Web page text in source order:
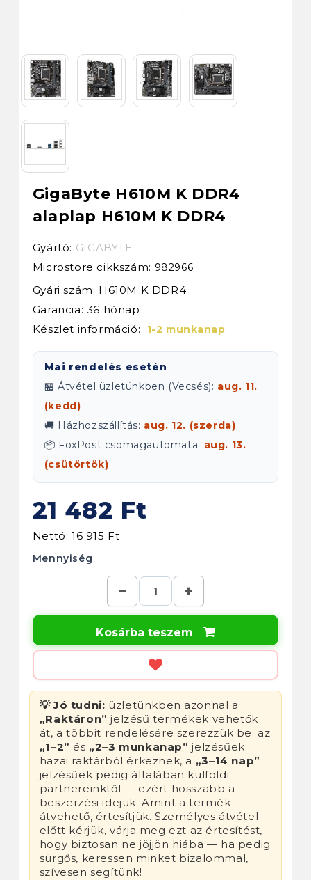
GigaByte H610M K DDR4
alaplap H610M K DDR4
Gyártó: GIGABYTE
Microstore cikkszám: 982966
Gyári szám: H610M K DDR4
Garancia: 36 hónap
Készlet információ:
1-2 munkanap
Mai rendelés esetén
🏪 Átvétel üzletünkben (Vecsés): aug. 11.
(kedd)
🚚 Házhozszállítás: aug. 12. (szerda)
📦 FoxPost csomagautomata: aug. 13.
(csütörtök)
21 482 Ft
Nettó: 16 915 Ft
Mennyiség
Kosárba teszem 
💡 Jó tudni: üzletünkben azonnal a
„Raktáron” jelzésű termékek vehetők
át, a többit rendelésére szerezzük be: az
„1–2” és „2–3 munkanap” jelzésűek
hazai raktárból érkeznek, a „3–14 nap”
jelzésűek pedig általában külföldi
partnereinktől — ezért hosszabb a
beszerzési idejük. Amint a termék
átvehető, értesítjük. Személyes átvétel
előtt kérjük, várja meg ezt az értesítést,
hogy biztosan ne jöjjön hiába — ha pedig
sürgős, keressen minket bizalommal,
szívesen segítünk!